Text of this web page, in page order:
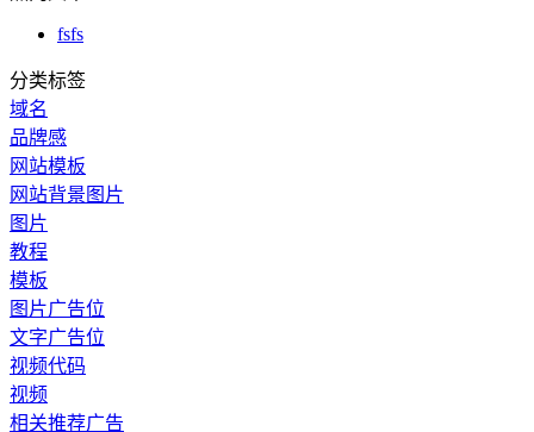
fsfs
分类标签
域名
品牌感
网站模板
网站背景图片
图片
教程
模板
图片广告位
文字广告位
视频代码
视频
相关推荐广告